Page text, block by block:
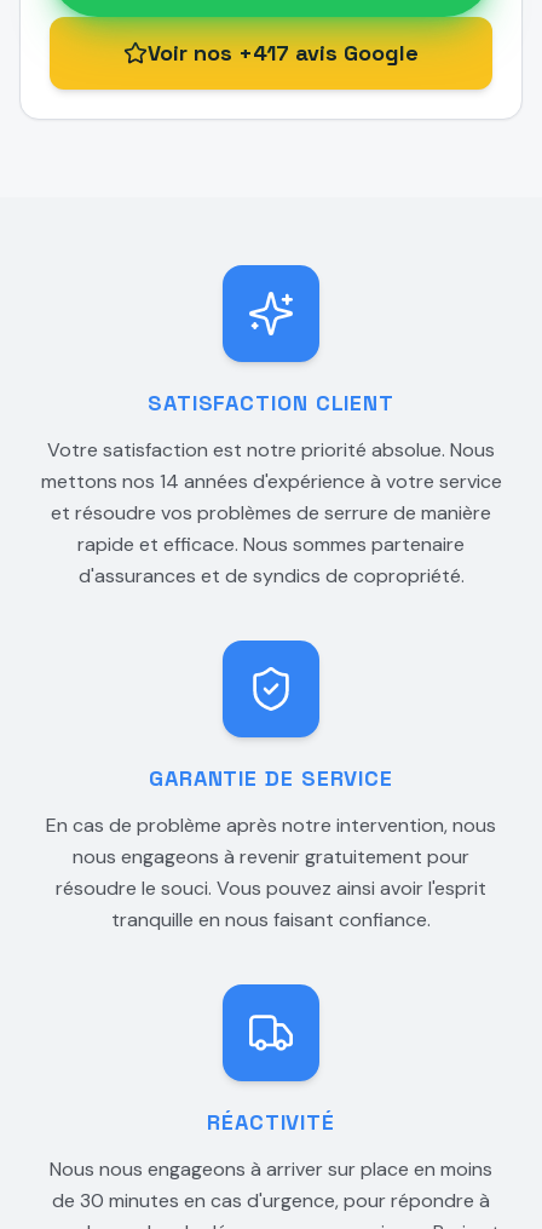
Voir nos +417 avis Google
SATISFACTION CLIENT
Votre satisfaction est notre priorité absolue. Nous
mettons nos 14 années d'expérience à votre service
et résoudre vos problèmes de serrure de manière
rapide et efficace. Nous sommes partenaire
d'assurances et de syndics de copropriété.
GARANTIE DE SERVICE
En cas de problème après notre intervention, nous
nous engageons à revenir gratuitement pour
résoudre le souci. Vous pouvez ainsi avoir l'esprit
tranquille en nous faisant confiance.
RÉACTIVITÉ
Nous nous engageons à arriver sur place en moins
de 30 minutes en cas d'urgence, pour répondre à